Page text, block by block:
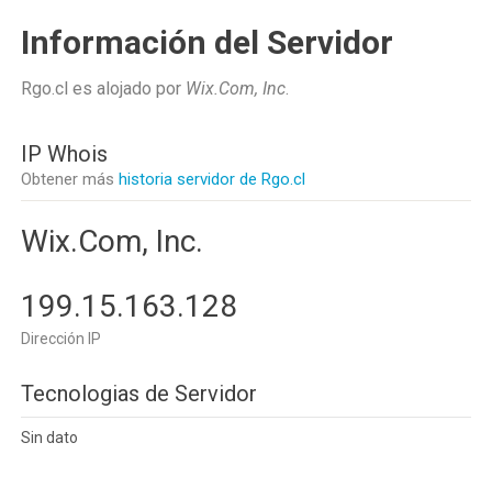
Información del Servidor
Rgo.cl es alojado por Wix.Com, Inc.
IP Whois
Obtener más historia servidor de Rgo.cl
Wix.Com, Inc.
199.15.163.128
Dirección IP
Tecnologias de Servidor
Sin dato